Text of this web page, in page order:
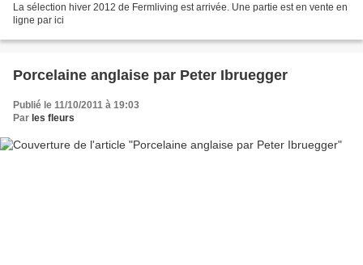
La sélection hiver 2012 de Fermliving est arrivée. Une partie est en vente en
ligne par ici
Porcelaine anglaise par Peter Ibruegger
Publié le 11/10/2011 à 19:03
Par les fleurs